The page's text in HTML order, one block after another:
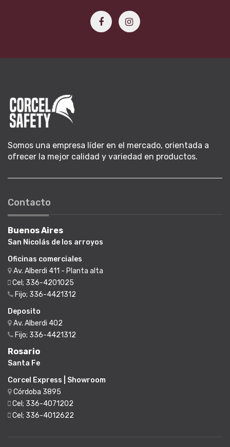
Somos una empresa líder en el mercado, orientada a
ofrecer la mejor calidad y variedad en productos.
Contacto
Buenos Aires
San Nicolás de los arroyos
Oficinas comerciales
Av. Alberdi 411 - Planta alta
Cel; 336-4201025
Fijo; 336-4421312
Deposito
Av. Alberdi 402
Fijo; 336-4421312
Rosario
Santa Fe
Corcel Express | Showroom
Córdoba 3895
Cel; 336-4071202
Cel; 336-4012622